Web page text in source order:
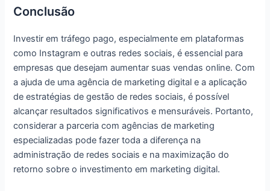
Conclusão
Investir em tráfego pago, especialmente em plataformas
como Instagram e outras redes sociais, é essencial para
empresas que desejam aumentar suas vendas online. Com
a ajuda de uma agência de marketing digital e a aplicação
de estratégias de gestão de redes sociais, é possível
alcançar resultados significativos e mensuráveis. Portanto,
considerar a parceria com agências de marketing
especializadas pode fazer toda a diferença na
administração de redes sociais e na maximização do
retorno sobre o investimento em marketing digital.